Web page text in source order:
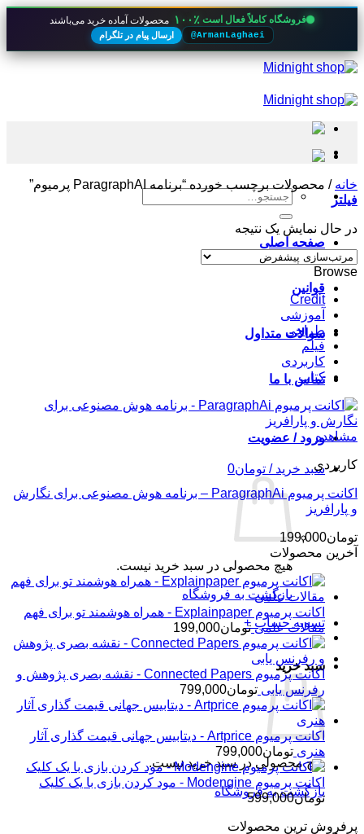
فروشگاه کاملاً فعال است ۱۰۰٪ محصولات آماده خرید می‌باشند
@ArmanLaghaei ارسال پیام در تلگرام
Skip
to
جستجو
صفحه اصلی
قوانین
سوالات متداول
تماس با ما
ورود / عضویت
سبد خرید / تومان0
هیچ محصولی در سبد خرید نیست.
بازگشت به فروشگاه
تسویه حساب +
سبد خرید
هیچ محصولی در سبد خرید نیست.
بازگشت به فروشگاه
خانه / محصولات برچسب خورده “برنامه ParagraphAI پرمیوم”
فیلتر
در حال نمایش یک نتیجه
Browse
Credit
آموزشی
طراحی
فیلم
کاربردی
کتاب
مشاهده
کاربردی
اکانت پرمیوم ParagraphAi – برنامه هوش مصنوعی برای نگارش
و پارافریز
تومان199,000
آخرین محصولات
اکانت پرمیوم Explainpaper - همراه هوشمند تو برای فهم
مقالات علمی تومان199,000
اکانت پرمیوم Connected Papers - نقشه بصری پژوهش و
رفرنس یابی تومان799,000
اکانت پرمیوم Artprice - دیتابیس جهانی قیمت ‌گذاری آثار
هنری تومان799,000
اکانت پرمیوم Modengine - مود کردن بازی با یک کلیک
تومان599,000
پرفروش ترین محصولات